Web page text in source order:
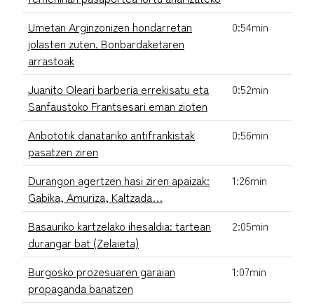
Umetan Arginzonizen hondarretan
jolasten zuten. Bonbardaketaren
arrastoak
0:54min
Juanito Oleari barberia errekisatu eta
Sanfaustoko Frantsesari eman zioten
0:52min
Anbototik danatariko antifrankistak
pasatzen ziren
0:56min
Durangon agertzen hasi ziren apaizak:
Gabika, Amuriza, Kaltzada…
1:26min
Basauriko kartzelako ihesaldia: tartean
durangar bat (Zelaieta)
2:05min
Burgosko prozesuaren garaian
propaganda banatzen
1:07min